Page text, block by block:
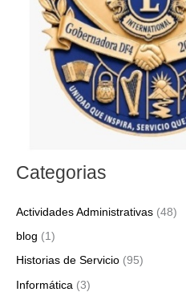
Categorias
Actividades Administrativas (48)
blog (1)
Historias de Servicio (95)
Informática (3)